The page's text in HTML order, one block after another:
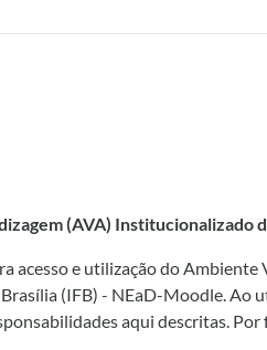
(AVA) Institucionalizado
acesso e utilização do
(IFB) - NEaD-Moodle. Ao
aqui descritas.